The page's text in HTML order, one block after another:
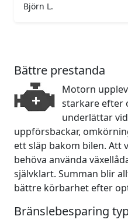
Björn L.
Bättre prestanda
Motorn
starkare efter
underlättar
uppförsbackar,
ett släp bakom bilen. Att
behöva använda
självklart. Summan blir
bättre körbarhet efter
Bränslebesparing